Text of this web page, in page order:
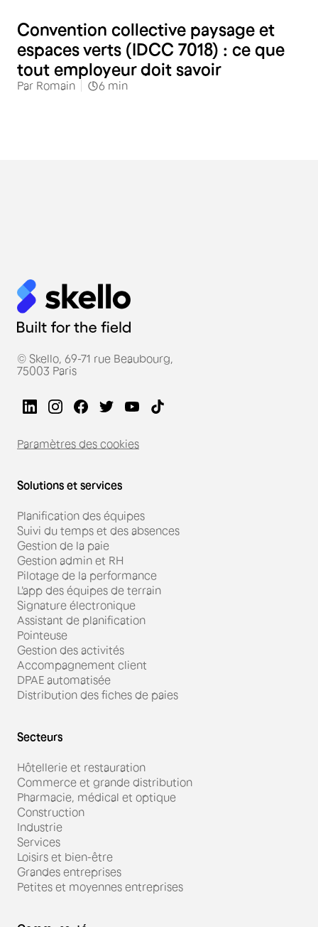
Convention collective paysage et
espaces verts (IDCC 7018) : ce que
tout employeur doit savoir
Par Romain 6 min
© Skello, 69-71 rue Beaubourg,
75003 Paris
Paramètres des cookies
Solutions et services
Planification des équipes
Suivi du temps et des absences
Gestion de la paie
Gestion admin et RH
Pilotage de la performance
L'app des équipes de terrain
Signature électronique
Assistant de planification
Pointeuse
Gestion des activités
Accompagnement client
DPAE automatisée
Distribution des fiches de paies
Secteurs
Hôtellerie et restauration
Commerce et grande distribution
Pharmacie, médical et optique
Construction
Industrie
Services
Loisirs et bien-être
Grandes entreprises
Petites et moyennes entreprises